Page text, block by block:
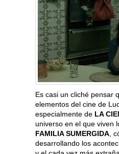
Es casi un cliché pensar
elementos del cine de
especialmente de LA
universo en el que viven
FAMILIA SUMERGIDA ,
desarrollando los